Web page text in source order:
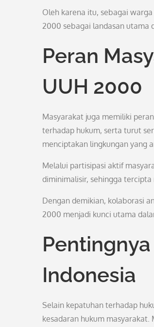
Oleh karena itu, sebagai
2000 sebagai landasan utama
Peran
UUH 2000
Masyarakat juga memiliki
terhadap hukum, serta turut
menciptakan lingkungan yang
Melalui partisipasi aktif
diminimalisir, sehingga
Dengan demikian, kolaborasi
2000 menjadi kunci utama
Indonesia
Selain kepatuhan terhadap
kesadaran hukum